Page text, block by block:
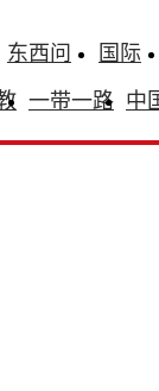
东西问 国际
一带一路 中